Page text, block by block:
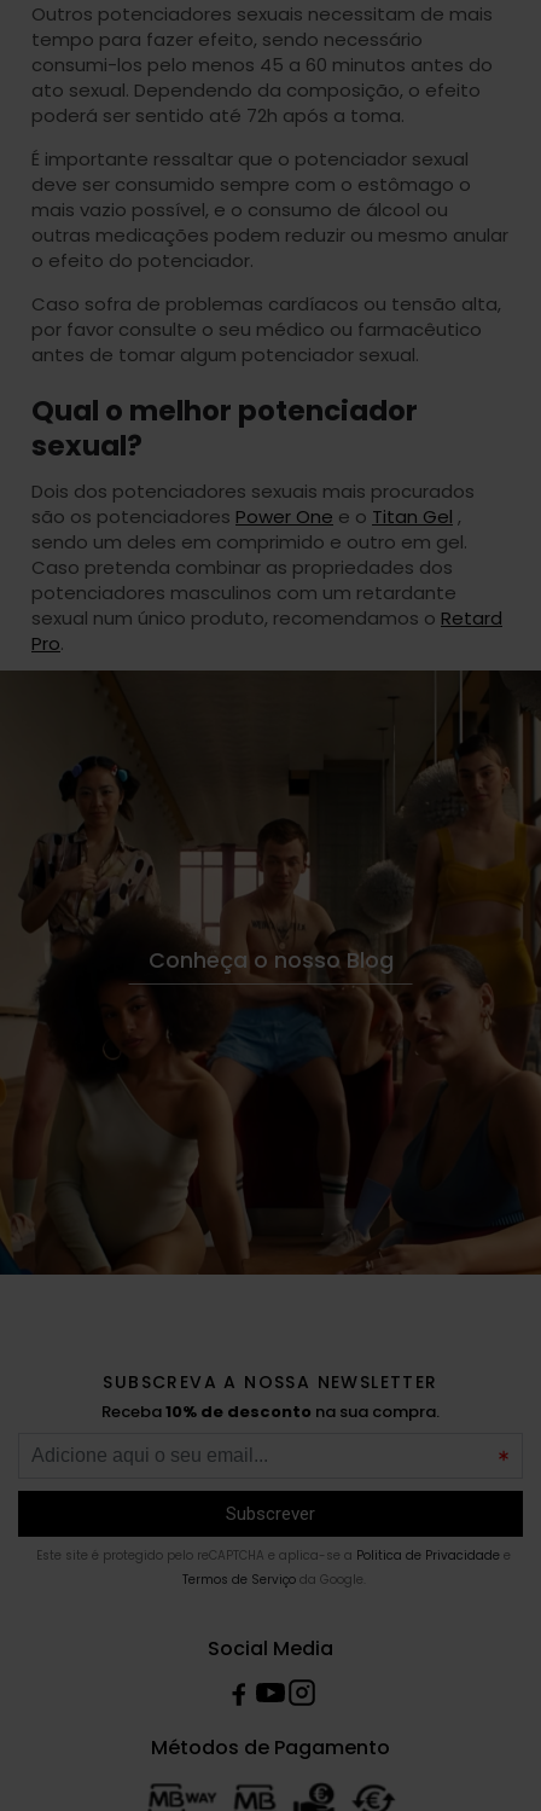
Outros potenciadores sexuais necessitam de mais
tempo para fazer efeito, sendo necessário
consumi-los pelo menos 45 a 60 minutos antes do
ato sexual. Dependendo da composição, o efeito
poderá ser sentido até 72h após a toma.
É importante ressaltar que o potenciador sexual
deve ser consumido sempre com o estômago o
mais vazio possível, e o consumo de álcool ou
outras medicações podem reduzir ou mesmo anular
o efeito do potenciador.
Caso sofra de problemas cardíacos ou tensão alta,
por favor consulte o seu médico ou farmacêutico
antes de tomar algum potenciador sexual.
Qual o melhor potenciador
sexual?
Dois dos potenciadores sexuais mais procurados
são os potenciadores Power One e o Titan Gel ,
sendo um deles em comprimido e outro em gel.
Caso pretenda combinar as propriedades dos
potenciadores masculinos com um retardante
sexual num único produto, recomendamos o Retard
Pro.
Conheça o nosso Blog
SUBSCREVA A NOSSA NEWSLETTER
Receba10% de desconto na sua compra.
Este site é protegido pelo reCAPTCHA e aplica-se a Politica de Privacidade e
Termos de Serviçoda Google.
Social Media
Métodos de Pagamento